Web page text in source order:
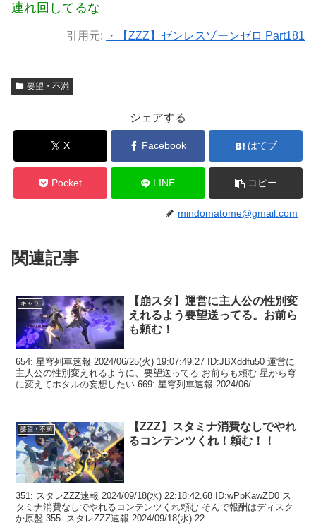
連れ回してるな
引用元: ・【ZZZ】ゼンレスゾーンゼロ Part181
要望・不満
シェアする
X Facebook はてブ
Pocket LINE コピー
mindomatome@gmail.com
関連記事
キャラ
【崩スタ】運営に主人公の性別変
えれるよう要望送ってる。お前ら
も頼む！
654: 星穹列車速報 2024/06/25(火) 19:07:49.27 ID:JBXddfu50 運営に
主人公の性別変えれるように、要望送ってる お前らも頼む 星から穹
に変えてホタルの妄想したい 669: 星穹列車速報 2024/06/...
要望・不満
【ZZZ】スタミナ消費なしでやれ
るコンテンツくれ！頼む！！
351: スタレZZZ速報 2024/09/18(水) 22:18:42.68 ID:wPpKawZD0 ス
タミナ消費なしでやれるコンテンツくれ頼む そんで報酬はディスク
か原盤 355: スタレZZZ速報 2024/09/18(水) 22:...